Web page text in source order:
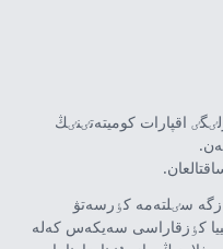
اقپارات كوميتەتٸنٸڭ
سٸلتەمە كٶرسەتۋ
كٶزقاراسى سەيكەس كەلە